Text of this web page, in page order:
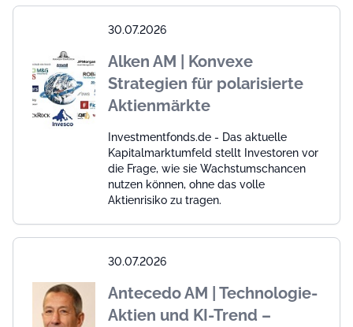
30.07.2026
Alken AM | Konvexe
Strategien für polarisierte
Aktienmärkte
Investmentfonds.de - Das aktuelle
Kapitalmarktumfeld stellt Investoren vor
die Frage, wie sie Wachstumschancen
nutzen können, ohne das volle
Aktienrisiko zu tragen.
30.07.2026
Antecedo AM | Technologie-
Aktien und KI-Trend –